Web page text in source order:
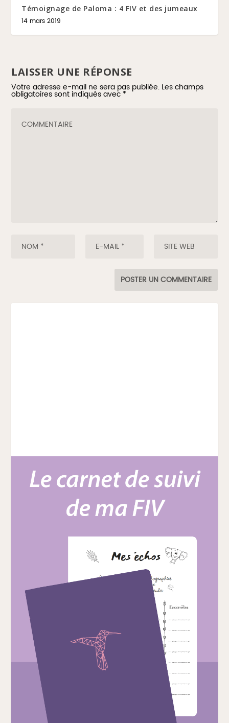
Témoignage de Paloma : 4 FIV et des jumeaux
14 mars 2019
LAISSER UNE RÉPONSE
Votre adresse e-mail ne sera pas publiée. Les champs
obligatoires sont indiqués avec *